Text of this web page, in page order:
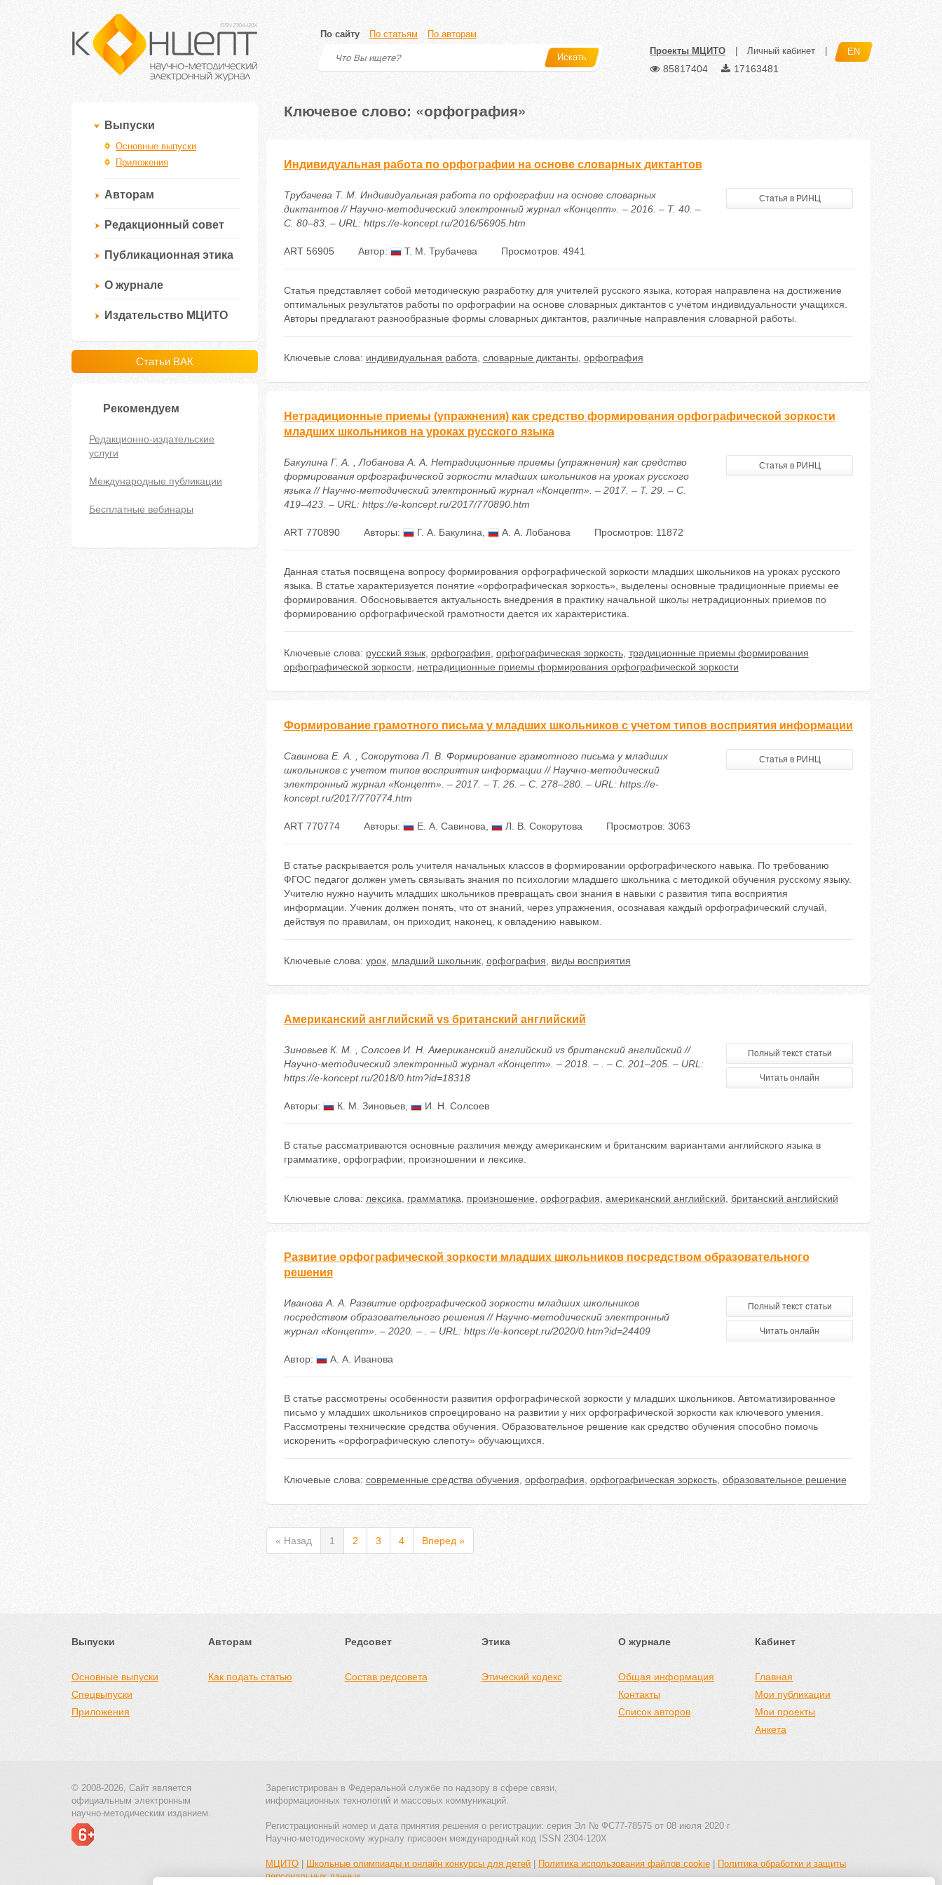
По сайту По статьям По авторам
Искать
Проекты МЦИТО Личный кабинет EN
85817404 17163481
Выпуски
Основные выпуски
Приложения
Авторам
Редакционный совет
Публикационная этика
О журнале
Издательство МЦИТО
Статьи ВАК
Рекомендуем
Редакционно-издательские
услуги
Международные публикации
Бесплатные вебинары
Ключевое слово: «орфография»
Индивидуальная работа по орфографии на основе словарных диктантов
Трубачева Т. М. Индивидуальная работа по орфографии на основе словарных
диктантов // Научно-методический электронный журнал «Концепт». – 2016. – Т. 40. –
С. 80–83. – URL: https://e-koncept.ru/2016/56905.htm
Статья в РИНЦ
ART 56905 Автор: Т. М. Трубачева Просмотров: 4941
Статья представляет собой методическую разработку для учителей русского языка, которая направлена на достижение
оптимальных результатов работы по орфографии на основе словарных диктантов с учётом индивидуальности учащихся.
Авторы предлагают разнообразные формы словарных диктантов, различные направления словарной работы.
Ключевые слова: индивидуальная работа словарные диктанты орфография
Нетрадиционные приемы (упражнения) как средство формирования орфографической зоркости
младших школьников на уроках русского языка
Бакулина Г. А. , Лобанова А. А. Нетрадиционные приемы (упражнения) как средство
формирования орфографической зоркости младших школьников на уроках русского
языка // Научно-методический электронный журнал «Концепт». – 2017. – Т. 29. – С.
419–423. – URL: https://e-koncept.ru/2017/770890.htm
Статья в РИНЦ
ART 770890 Авторы: Г. А. Бакулина А. А. Лобанова Просмотров: 11872
Данная статья посвящена вопросу формирования орфографической зоркости младших школьников на уроках русского
языка. В статье характеризуется понятие «орфографическая зоркость», выделены основные традиционные приемы ее
формирования. Обосновывается актуальность внедрения в практику начальной школы нетрадиционных приемов по
формированию орфографической грамотности дается их характеристика.
Ключевые слова: русский язык, орфография орфографическая зоркость, традиционные приемы формирования
орфографической зоркости
нетрадиционные приемы формирования орфографической зоркости
Формирование грамотного письма у младших школьников с учетом типов восприятия информации
Савинова Е. А. , Сокорутова Л. В. Формирование грамотного письма у младших
школьников с учетом типов восприятия информации // Научно-методический
электронный журнал «Концепт». – 2017. – Т. 26. – С. 278–280. – URL: https://e-
koncept.ru/2017/770774.htm
Статья в РИНЦ
ART 770774 Авторы: Е. А. Савинова Л. В. Сокорутова Просмотров: 3063
В статье раскрывается роль учителя начальных классов в формировании орфографического навыка. По требованию
ФГОС педагог должен уметь связывать знания по психологии младшего школьника с методикой обучения русскому языку.
Учителю нужно научить младших школьников превращать свои знания в навыки с развития типа восприятия
информации. Ученик должен понять, что от знаний, через упражнения, осознавая каждый орфографический случай,
действуя по правилам, он приходит, наконец, к овладению навыком.
Ключевые слова: урок, младший школьник, орфография виды восприятия
Американский английский vs британский английский
Зиновьев К. М. , Солсоев И. Н. Американский английский vs британский английский //
Научно-методический электронный журнал «Концепт». – 2018. – . – С. 201–205. – URL:
https://e-koncept.ru/2018/0.htm?id=18318
Полный текст статьи
Читать онлайн
Авторы: К. М. Зиновьев, И. Н. Солсоев
В статье рассматриваются основные различия между американским и британским вариантами английского языка в
грамматике, орфографии, произношении и лексике.
Ключевые слова: лексика грамматика произношение орфография американский английский британский английский
Развитие орфографической зоркости младших школьников посредством образовательного
решения
Иванова А. А. Развитие орфографической зоркости младших школьников
посредством образовательного решения // Научно-методический электронный
журнал «Концепт». – 2020. – . – URL: https://e-koncept.ru/2020/0.htm?id=24409
Полный текст статьи
Читать онлайн
Автор: А. А. Иванова
В статье рассмотрены особенности развития орфографической зоркости у младших школьников. Автоматизированное
письмо у младших школьников спроецировано на развитии у них орфографической зоркости как ключевого умения.
Рассмотрены технические средства обучения. Образовательное решение как средство обучения способно помочь
искоренить «орфографическую слепоту» обучающихся.
Ключевые слова: современные средства обучения орфография орфографическая зоркость, образовательное решение
« Назад 1 2 3 4 Вперед »
Выпуски
Основные выпуски
Спецвыпуски
Приложения
Авторам
Как подать статью
Редсовет
Состав редсовета
Этика
Этический кодекс
О журнале
Общая информация
Контакты
Список авторов
Кабинет
Главная
Мои публикации
Мои проекты
Анкета
© 2008-2026, Сайт является
официальным электронным
научно-методическим изданием.
Зарегистрирован в Федеральной службе по надзору в сфере связи,
информационных технологий и массовых коммуникаций.
Регистрационный номер и дата принятия решения о регистрации: серия Эл № ФС77-78575 от 08 июля 2020 г
Научно-методическому журналу присвоен международный код ISSN 2304-120X
МЦИТО Школьные олимпиады и онлайн конкурсы для детей Политика использования файлов cookie
Политика обработки и защиты
персональных данных